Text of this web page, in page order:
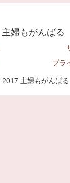
主婦もがんばる
プラ
主婦もがんばる.